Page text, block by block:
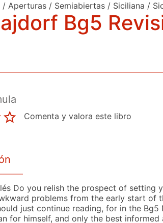
/ Aperturas / Semiabiertas / Siciliana /
Bg5
Comenta y valora este libro
Do you relish the prospect of setting
problems from the early start of
just continue reading, for in the Bg5
for himself, and only the best informed